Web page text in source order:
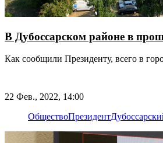
В Дубоссарском районе в
Как сообщили Президенту, всего в
22 Фев., 2022, 14:00
ОбществоПрезидент